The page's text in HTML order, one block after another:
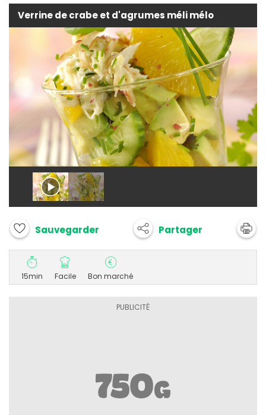
Verrine de crabe et d'agrumes méli mélo
Sauvegarder Partager
15min Facile Bon marché